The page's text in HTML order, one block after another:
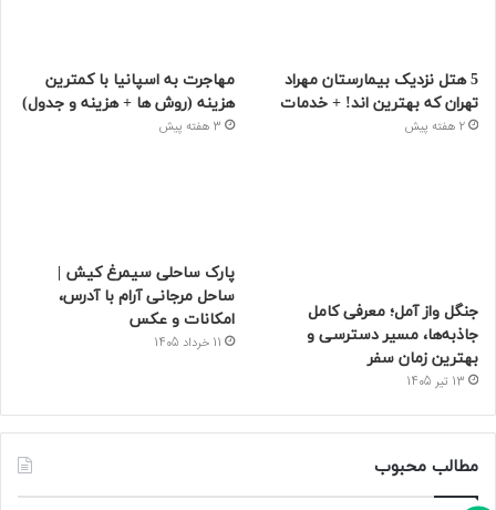
5 هتل نزدیک بیمارستان مهراد
تهران که بهترین‌ اند! + خدمات
2 هفته پیش
مهاجرت به اسپانیا با کمترین
هزینه (روش ها + هزینه و جدول)
3 هفته پیش
جنگل واز آمل؛ معرفی کامل
جاذبه‌ها، مسیر دسترسی و
بهترین زمان سفر
13 تیر 1405
پارک ساحلی سیمرغ کیش |
ساحل مرجانی آرام با آدرس،
امکانات و عکس
11 خرداد 1405
مطالب محبوب